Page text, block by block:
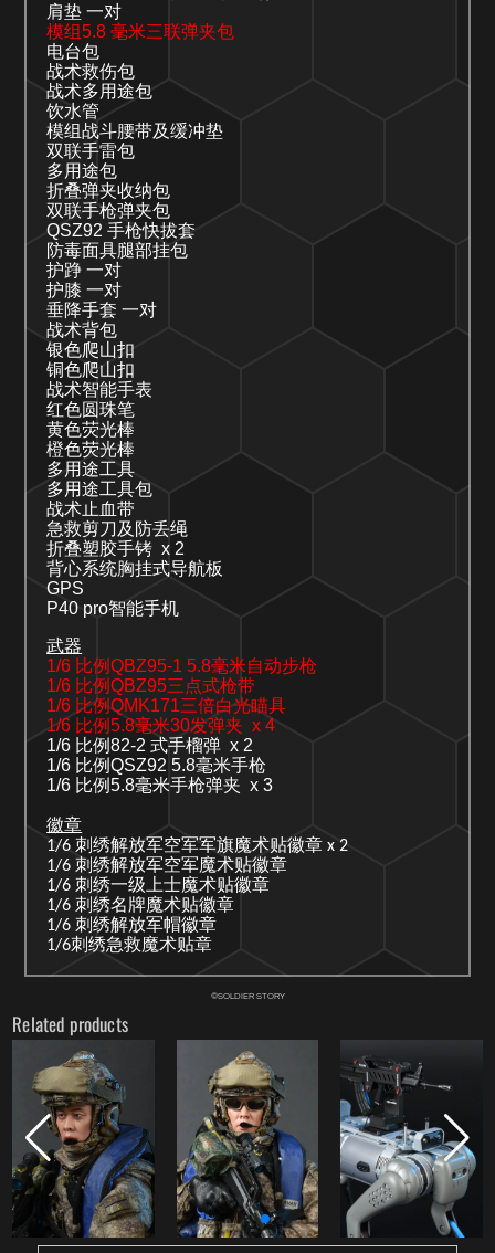
肩垫 一对
模组5.8 毫米三联弹夹包
电台包
战术救伤包
战术多用途包
饮水管
模组战斗腰带及缓冲垫
双联手雷包
多用途包
折叠弹夹收纳包
双联手枪弹夹包
QSZ92手枪快拔套
防毒面具腿部挂包
护踭 一对
护膝 一对
垂降手套 一对
战术背包
银色爬山扣
铜色爬山扣
战术智能手表
红色圆珠笔
黄色荧光棒
橙色荧光棒
多用途工具
多用途工具包
战术止血带
急救剪刀及防丢绳
折叠塑胶手铐 x 2
背心系统胸挂式导航板
GPS
P40 pro智能手机
武器
1/6 比例QBZ95-1 5.8毫米自动步枪
1/6 比例QBZ95三点式枪带
1/6 比例QMK171三倍白光瞄具
1/6 比例5.8毫米30发弹夹 x4
1/6 比例82-2式手榴弹 x 2
1/6 比例QSZ92 5.8毫米手枪
1/6 比例5.8毫米手枪弹夹 x 3
徽章
1/6 刺绣解放军空军军旗魔术贴徽章 x 2
1/6 刺绣解放军空军魔术贴徽章
1/6 刺绣一级上士魔术贴徽章
1/6 刺绣名牌魔术贴徽章
1/6 刺绣解放军帽徽章
1/6刺绣急救魔术贴章
©SOLDIER STORY
Related products